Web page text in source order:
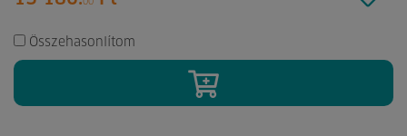
00
Összehasonlítom